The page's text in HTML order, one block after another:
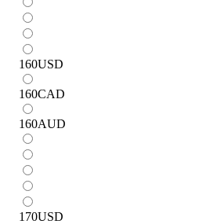
160USD
160CAD
160AUD
170USD